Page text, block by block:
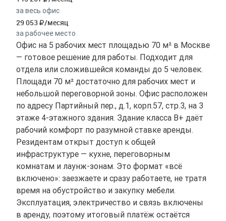
за весь офис
29 053 /месяц
за рабочее место
Офис на 5 рабочих мест площадью 70 м² в Москве
— готовое решение для работы. Подходит для
отдела или сложившейся команды до 5 человек.
Площади 70 м² достаточно для рабочих мест и
небольшой переговорной зоны. Офис расположен
по адресу Партийный пер., д.1, корп.57, стр.3, на 3
этаже 4-этажного здания. Здание класса B+ даёт
рабочий комфорт по разумной ставке аренды.
Резидентам открыт доступ к общей
инфраструктуре — кухне, переговорным
комнатам и лаунж-зонам. Это формат «всё
включено»: заезжаете и сразу работаете, не тратя
время на обустройство и закупку мебели.
Эксплуатация, электричество и связь включены
в аренду, поэтому итоговый платёж остаётся